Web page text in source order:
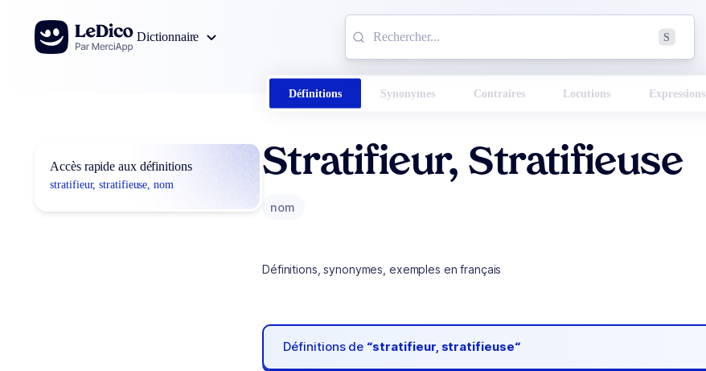
Aller au contenu
Dictionnaire
S
Définitions Synonymes Contraires Locutions Expressions
Accès rapide aux définitions
stratifieur, stratifieuse, nom
Stratifieur, Stratifieuse
nom
Définitions, synonymes, exemples en français
Définitions de “stratifieur, stratifieuse“